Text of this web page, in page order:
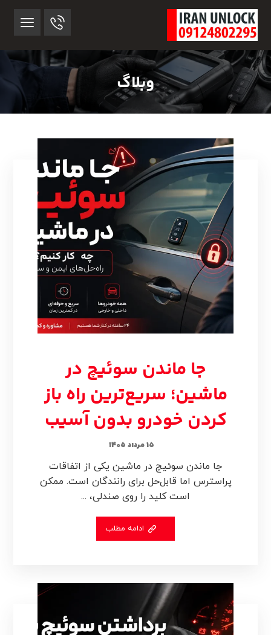
وبلاگ
جا ماندن سوئیچ در
ماشین؛ سریع‌ترین راه باز
کردن خودرو بدون آسیب
۱۵ مرداد ۱۴۰۵
جا ماندن سوئیچ در ماشین یکی از اتفاقات
پراسترس اما قابل‌حل برای رانندگان است. ممکن
است کلید را روی صندلی، ...
ادامه مطلب